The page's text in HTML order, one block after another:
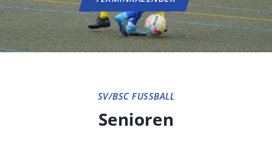
SV/BSC FUSSBALL
Senioren